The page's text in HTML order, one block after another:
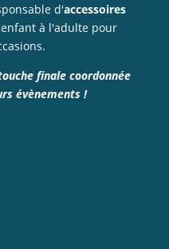
d'accessoires
à l'adulte pour
finale coordonnée
évènements !